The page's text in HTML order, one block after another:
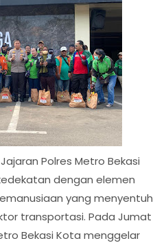
Polres Metro Bekasi
dengan elemen
yang menyentuh
transportasi. Pada Jumat
Bekasi Kota menggelar